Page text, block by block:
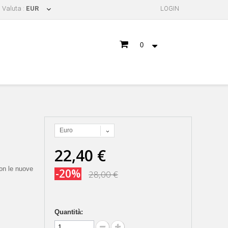
Valuta : EUR LOGIN
0
le nuove
Euro
22,40 €
-20% 28,00 €
Quantità: